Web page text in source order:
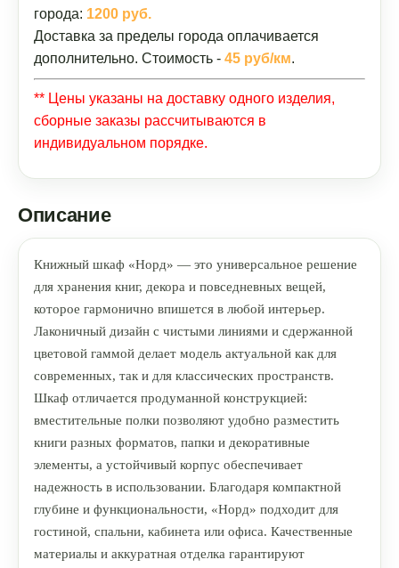
города: 1200 руб.
Доставка за пределы города оплачивается
дополнительно. Стоимость - 45 руб/км.
** Цены указаны на доставку одного изделия,
сборные заказы рассчитываются в
индивидуальном порядке.
Описание
Книжный шкаф «Норд» — это универсальное решение
для хранения книг, декора и повседневных вещей,
которое гармонично впишется в любой интерьер.
Лаконичный дизайн с чистыми линиями и сдержанной
цветовой гаммой делает модель актуальной как для
современных, так и для классических пространств.
Шкаф отличается продуманной конструкцией:
вместительные полки позволяют удобно разместить
книги разных форматов, папки и декоративные
элементы, а устойчивый корпус обеспечивает
надежность в использовании. Благодаря компактной
глубине и функциональности, «Норд» подходит для
гостиной, спальни, кабинета или офиса. Качественные
материалы и аккуратная отделка гарантируют